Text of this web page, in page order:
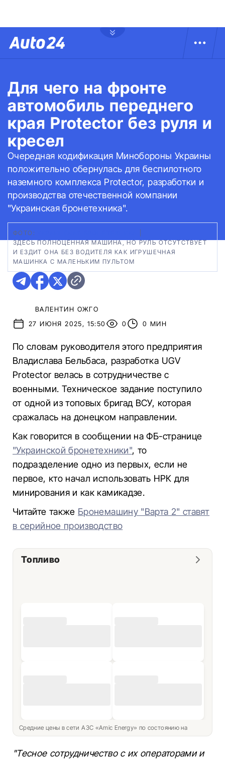
Для чего на фронте
автомобиль переднего
края Protector без руля и
кресел
Очередная кодификация Минобороны Украины
положительно обернулась для беспилотного
наземного комплекса Protector, разработки и
производства отечественной компании
"Украинская бронетехника".
ФОТО:
ЗДЕСЬ ПОЛНОЦЕННАЯ МАШИНА, НО РУЛЬ ОТСУТСТВУЕТ
И ЕЗДИТ ОНА БЕЗ ВОДИТЕЛЯ КАК ИГРУШЕЧНАЯ
МАШИНКА С МАЛЕНЬКИМ ПУЛЬТОМ
ВАЛЕНТИН ОЖГО
27 ИЮНЯ 2025, 15:50
0 0 МИН
По словам руководителя этого предприятия
Владислава Бельбаса, разработка UGV
Protector велась в сотрудничестве с
военными. Техническое задание поступило
от одной из топовых бригад ВСУ, которая
сражалась на донецком направлении.
Как говорится в сообщении на ФБ-странице
"Украинской бронетехники", то
подразделение одно из первых, если не
первое, кто начал использовать НРК для
минирования и как камикадзе.
Читайте также Бронемашину "Варта 2" ставят
в серийное производство
Топливо
Средние цены в сети АЗС «Amic Energy» по состоянию на
"Тесное сотрудничество с их операторами и